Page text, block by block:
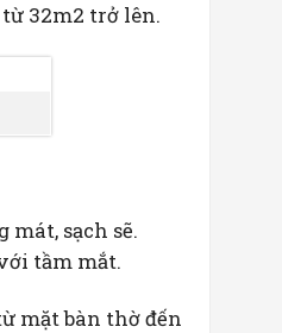
32m2 trở lên.
sạch sẽ.
tầm mắt.
mặt bàn thờ đến